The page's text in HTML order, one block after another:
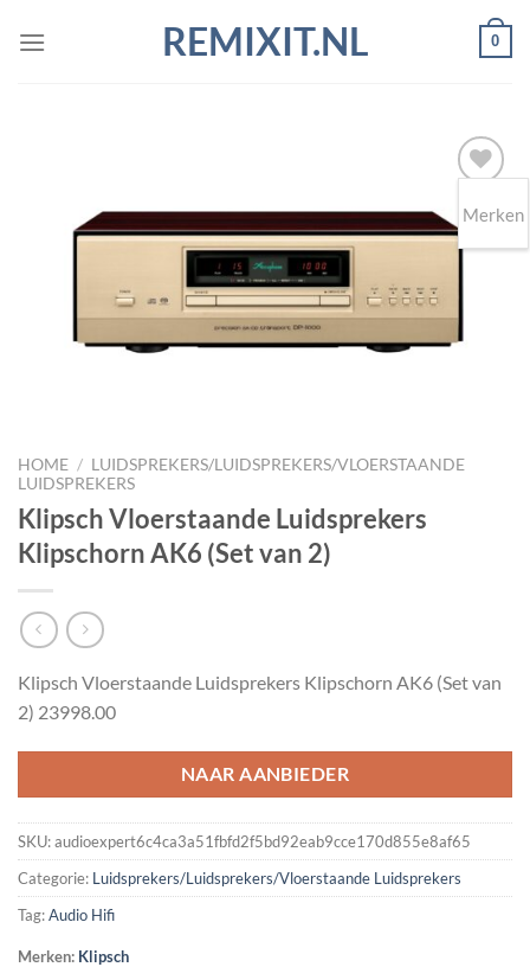
naar
REMIXIT.NL 0
Toevoegen
wenslijst
HOME / LUIDSPREKERS/LUIDSPREKERS/VLOERSTAANDE
LUIDSPREKERS
Klipsch Vloerstaande Luidsprekers
Klipschorn AK6 (Set van 2)
Klipsch Vloerstaande Luidsprekers Klipschorn AK6 (Set van
2) 23998.00
NAAR AANBIEDER
SKU:audioexpert6c4ca3a51fbfd2f5bd92eab9cce170d855e8af65
Categorie: Luidsprekers/Luidsprekers/Vloerstaande Luidsprekers
Tag:Audio Hifi
Merken: Klipsch
Merken